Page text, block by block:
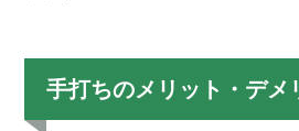
手打ちのメリット・デメ